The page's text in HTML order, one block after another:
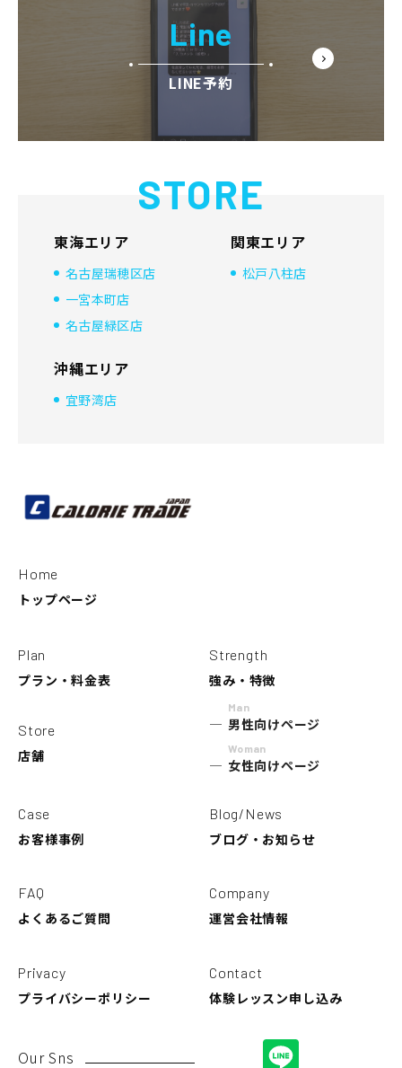
Line
LINE予約
STORE
東海エリア
名古屋瑞穂区店
一宮本町店
名古屋緑区店
関東エリア
松戸八柱店
沖縄エリア
宜野湾店
Our Sns
Home
トップページ
Plan
プラン・料金表
Blog/News
ブログ・お知らせ
Store
店舗
Strength
強み・特徴
Case
お客様事例
FAQ
よくあるご質問
Contact
体験レッスン申し込み
Man
男性向けページ
Woman
女性向けページ
Company
運営会社情報
Privacy
プライバシーポリシー